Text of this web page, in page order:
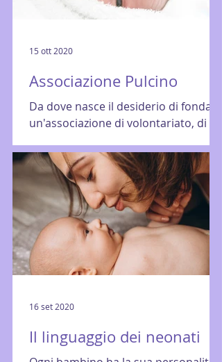
Associazione Pulcino
Da dove nasce il desiderio di fondare
un'associazione di volontariato, di
proprio tempo, le...
15 ott 2020
Il linguaggio dei neonati
16 set 2020